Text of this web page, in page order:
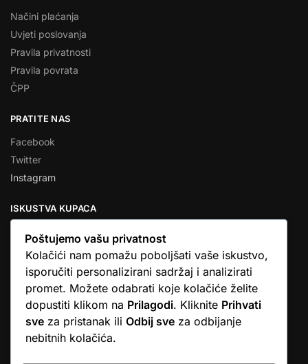
Načini plaćanja
Uvjeti poslovanja
Pravila privatnosti
Pravila povrata
ČPP
PRATITE NAS
Facebook
Twitter
Instagram
ISKUSTVA KUPACA
★★★★★
… Ono što me se dojmilo je ljudski pristup i njihova briga da
dobijem što sam naručio. U većini web shopova nitko vas ne
zove, samo otkažu narudžbu. …
Stjepan D.M.
Poštujemo vašu privatnost
Kolačići nam pomažu poboljšati vaše iskustvo,
isporučiti personalizirani sadržaj i analizirati
promet. Možete odabrati koje kolačiće želite
dopustiti klikom na Prilagodi. Kliknite Prihvati
sve za pristanak ili Odbij sve za odbijanje
nebitnih kolačića.